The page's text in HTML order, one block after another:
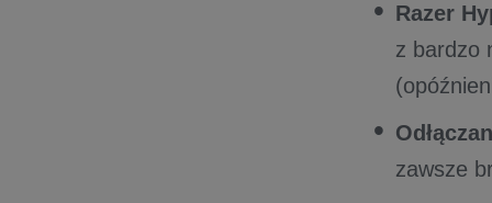
Razer
z bardzo
zawsze